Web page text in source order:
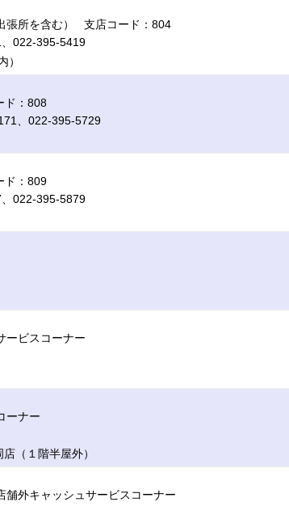
張所を含む） 支店コード：804
022-395-5419
）
：808
、022-395-5729
：809
022-395-5879
ービスコーナー
ーナー
（１階半屋外）
舗外キャッシュサービスコーナー